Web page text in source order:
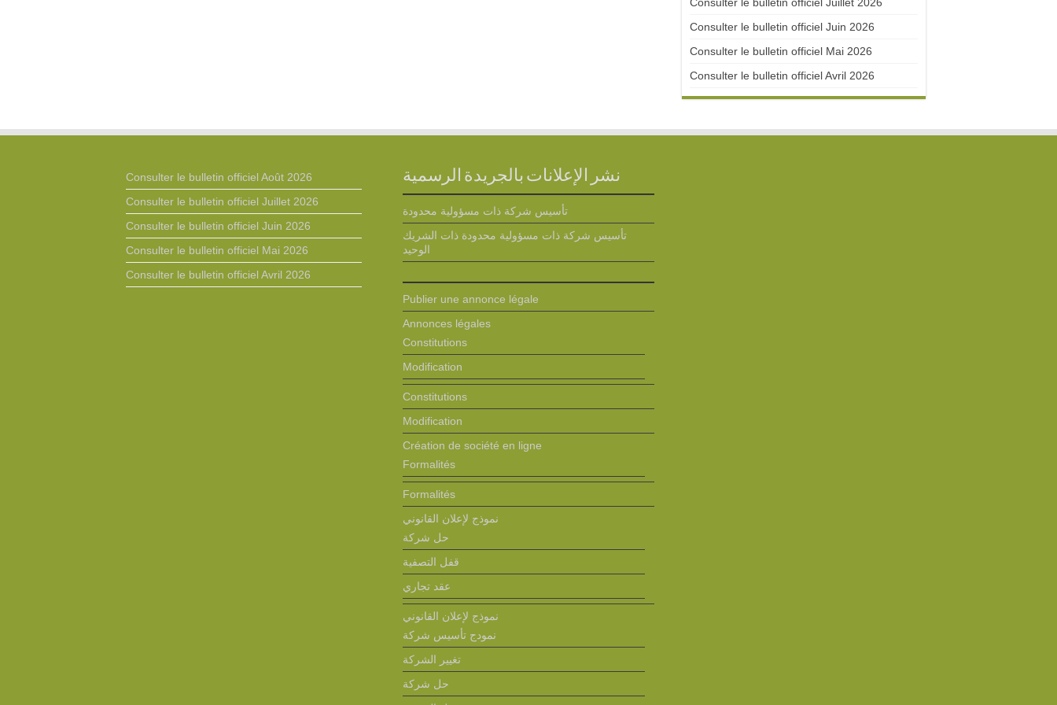
Consulter le bulletin officiel Juin 2026
Consulter le bulletin officiel Mai 2026
Consulter le bulletin officiel Avril 2026
Consulter le bulletin officiel Août 2026
Consulter le bulletin officiel Juillet 2026
Consulter le bulletin officiel Juin 2026
Consulter le bulletin officiel Mai 2026
Consulter le bulletin officiel Avril 2026
نشر الإعلانات بالجريدة الرسمية
تأسيس شركة ذات مسؤولية محدودة
تأسيس شركة ذات مسؤولية محدودة ذات الشريك
الوحيد
Publier une annonce légale
Annonces légales
Constitutions
Modification
Constitutions
Modification
Création de société en ligne
Formalités
Formalités
نموذج لإعلان القانوني
حل شركة
قفل التصفية
عقد تجاري
نموذج لإعلان القانوني
نمودج تأسيس شركة
تغيير الشركة
حل شركة